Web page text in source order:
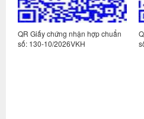
QR Giấy chứng nhận hợp chuẩn
số: 130-10/2026VKH